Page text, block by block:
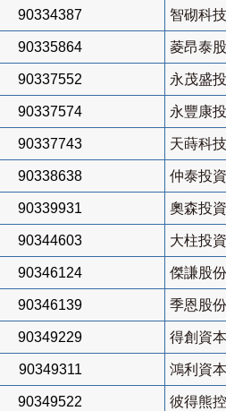
90334387 智砌科
90335864 菱昂泰
90337552 永茂盛
90337574 永豐康
90337743 天蒔科
90338638 仲泰投
90339931 奧森投
90344603 大柱投
90346124 傑謙股
90346139 季恩股
90349229 得創資
90349311 鴻利資
90349522 彼得熊